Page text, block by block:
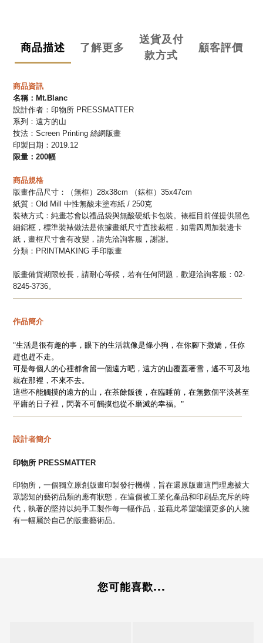
商品描述 了解更多
送貨及付
款方式
顧客評價
商品資訊
名稱： Mt.Blanc
設計作者： 印物所 PRESSMATTER
系列：遠方的山
技法： Screen Printing 絲網版畫
印製日期：2019.12
限量：200幅
商品規格
版畫作品尺寸：
（無框）28x38cm （錶框）35x47cm
紙質：Old Mill 中性無酸未塗布紙 / 250克
裝裱方式： 純畫芯會 以禮品袋與無酸硬紙卡包裝。裱框目前僅提供黑色
細鋁框，標準裝裱做法是依據畫紙尺寸直接裁框，如需四周加裝邊卡
紙，畫框尺寸會有改變，請先洽詢客服，謝謝。
分類： PRINTMAKING 手印版畫
版畫備貨期限較長，請耐心等候， 若有任何問題，歡迎洽詢客服：02-
8245-3736。
——————————————————————————————
作品簡介
"生活是很有趣的事，眼下的生活就像是條小狗，在你腳下撒嬌，任你
趕也趕不走。
可是每個人的心裡都會留一個遠方吧，遠方的山覆蓋著雪，遙不可及地
就在那裡，不來不去。
這些不能觸摸的遠方的山，在茶餘飯後，在臨睡前，在無數個平淡甚至
平庸的日子裡，閃著不可觸摸也從不磨滅的幸福。"
——————————————————————————————
設計者簡介
印物所 PRESSMATTER
印物所，一個獨立原創版畫印製發行機構，旨在還原版畫這門理應被大
眾認知的藝術品類的應有狀態，在這個被工業化產品和印刷品充斥的時
代，執著的堅持以純手工製作每一幅作品，並藉此希望能讓更多的人擁
有一幅屬於自己的版畫藝術品。
您可能喜歡...